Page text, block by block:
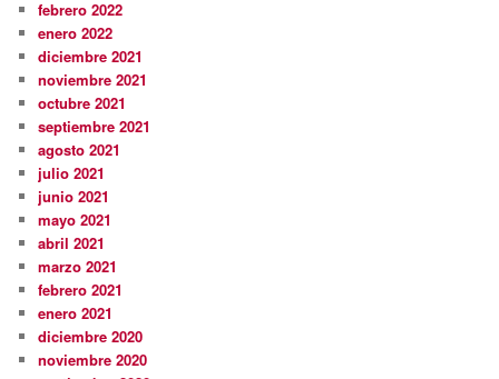
febrero 2022
enero 2022
diciembre 2021
noviembre 2021
octubre 2021
septiembre 2021
agosto 2021
julio 2021
junio 2021
mayo 2021
abril 2021
marzo 2021
febrero 2021
enero 2021
diciembre 2020
noviembre 2020